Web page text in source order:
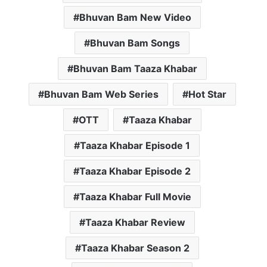
Bhuvan Bam New Video
Bhuvan Bam Songs
Bhuvan Bam Taaza Khabar
Bhuvan Bam Web Series Hot Star
OTT Taaza Khabar
Taaza Khabar Episode 1
Taaza Khabar Episode 2
Taaza Khabar Full Movie
Taaza Khabar Review
Taaza Khabar Season 2